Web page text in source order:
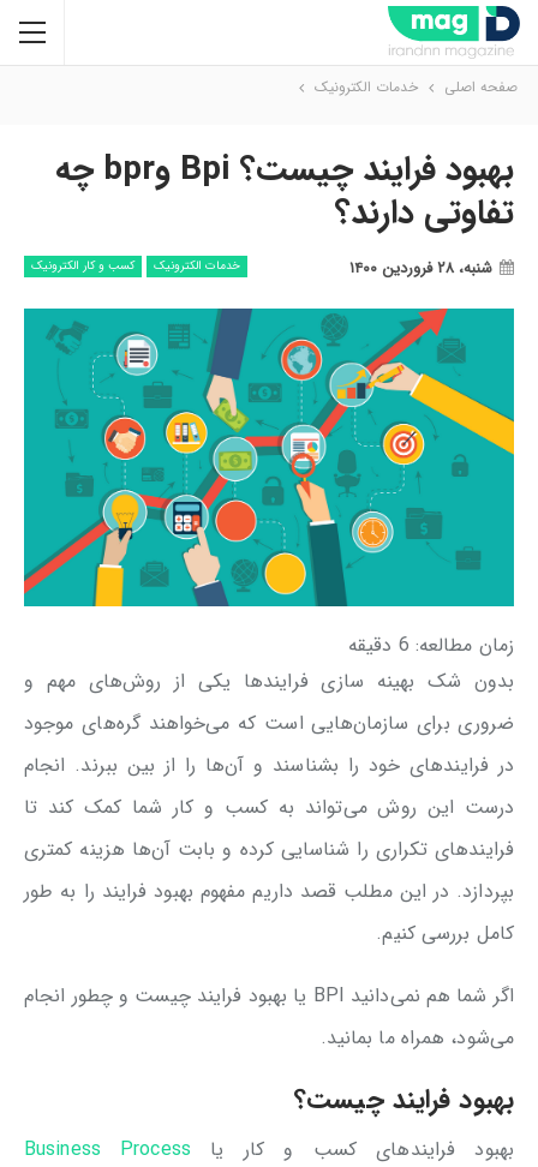
صفحه اصلی خدمات الکترونیک
بهبود فرایند چیست؟ Bpi وbpr چه
تفاوتی دارند؟
خدمات الکترونیک کسب و کار الکترونیک شنبه، ۲۸ فروردین ۱۴۰۰
زمان مطالعه: 6 دقیقه
بدون شک بهینه سازی فرایندها یکی از روش‌های مهم و
ضروری برای سازمان‌هایی است که می‌خواهند گره‌های موجود
در فرایندهای خود را بشناسند و آن‌ها را از بین ببرند. انجام
درست این روش می‌تواند به کسب و کار شما کمک کند تا
فرایندهای تکراری را شناسایی کرده و بابت آن‌ها هزینه کمتری
بپردازد. در این مطلب قصد داریم مفهوم بهبود فرایند را به طور
کامل بررسی کنیم.
اگر شما هم نمی‌دانید BPI یا بهبود فرایند چیست و چطور انجام
می‌شود، همراه ما بمانید.
بهبود فرایند چیست؟
بهبود فرایندهای کسب و کار یا Business Process